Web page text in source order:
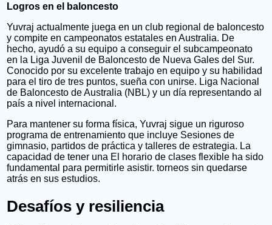
Logros en el baloncesto
Yuvraj actualmente juega en un club regional de baloncesto
y compite en campeonatos estatales en Australia. De
hecho, ayudó a su equipo a conseguir el subcampeonato
en la Liga Juvenil de Baloncesto de Nueva Gales del Sur.
Conocido por su excelente trabajo en equipo y su habilidad
para el tiro de tres puntos, sueña con unirse. Liga Nacional
de Baloncesto de Australia (NBL) y un día representando al
país a nivel internacional.
Para mantener su forma física, Yuvraj sigue un riguroso
programa de entrenamiento que incluye Sesiones de
gimnasio, partidos de práctica y talleres de estrategia. La
capacidad de tener una El horario de clases flexible ha sido
fundamental para permitirle asistir. torneos sin quedarse
atrás en sus estudios.
Desafíos y resiliencia